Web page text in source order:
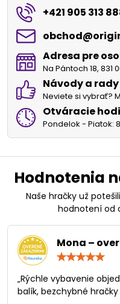
+421 905 313
Adresa pre
Na Pántoch 18, 831
Návody a rady
Neviete si vybrať?
Otváracie
Pondelok - Piatok:
Hodnotenia
Naše hračky už
hodnotení od
Mona –
„Rýchle vybavenie
balík, bezchybné